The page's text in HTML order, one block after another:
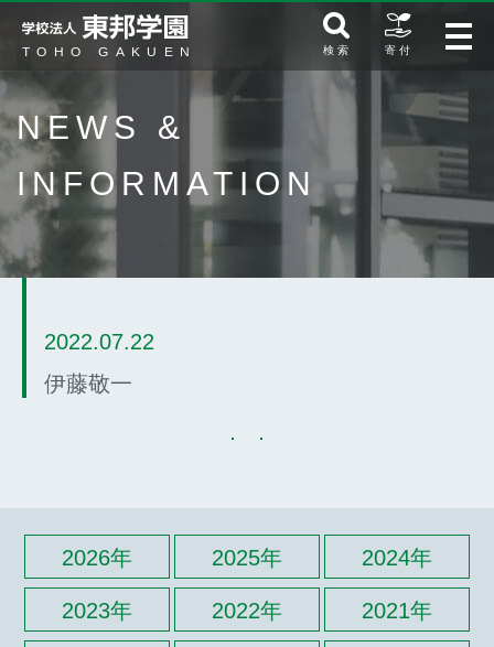
検 索 寄 付
NEWS &
INFORMATION
2022.07.22
伊藤敬一
2026年 2025年 2024年
2023年 2022年 2021年